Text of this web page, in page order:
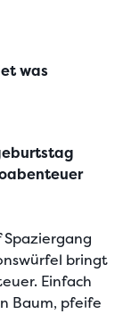
was
bringt
Einfach
Baum, pfeife